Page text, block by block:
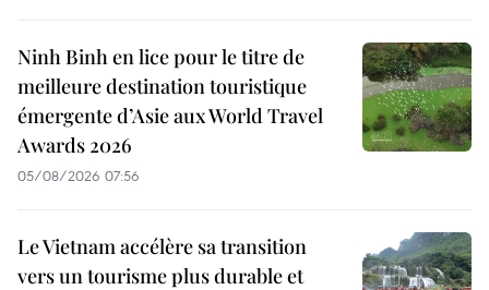
Ninh Binh en lice pour le titre de
meilleure destination touristique
émergente d’Asie aux World Travel
Awards 2026
05/08/2026 07:56
Le Vietnam accélère sa transition
vers un tourisme plus durable et